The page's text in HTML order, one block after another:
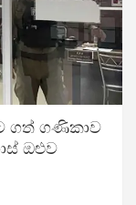
ගත් ගණිකාව
ඔළුව